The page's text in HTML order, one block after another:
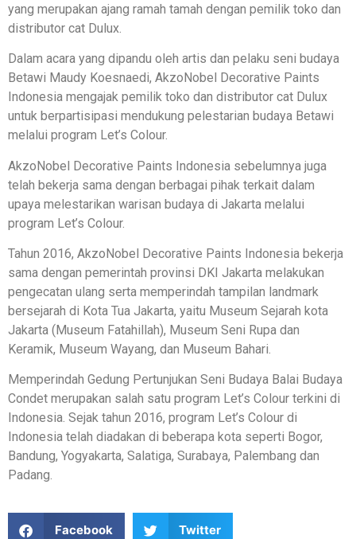
yang merupakan ajang ramah tamah dengan pemilik toko dan
distributor cat Dulux.
Dalam acara yang dipandu oleh artis dan pelaku seni budaya
Betawi Maudy Koesnaedi, AkzoNobel Decorative Paints
Indonesia mengajak pemilik toko dan distributor cat Dulux
untuk berpartisipasi mendukung pelestarian budaya Betawi
melalui program Let’s Colour.
AkzoNobel Decorative Paints Indonesia sebelumnya juga
telah bekerja sama dengan berbagai pihak terkait dalam
upaya melestarikan warisan budaya di Jakarta melalui
program Let’s Colour.
Tahun 2016, AkzoNobel Decorative Paints Indonesia bekerja
sama dengan pemerintah provinsi DKI Jakarta melakukan
pengecatan ulang serta memperindah tampilan landmark
bersejarah di Kota Tua Jakarta, yaitu Museum Sejarah kota
Jakarta (Museum Fatahillah), Museum Seni Rupa dan
Keramik, Museum Wayang, dan Museum Bahari.
Memperindah Gedung Pertunjukan Seni Budaya Balai Budaya
Condet merupakan salah satu program Let’s Colour terkini di
Indonesia. Sejak tahun 2016, program Let’s Colour di
Indonesia telah diadakan di beberapa kota seperti Bogor,
Bandung, Yogyakarta, Salatiga, Surabaya, Palembang dan
Padang.
Facebook Twitter